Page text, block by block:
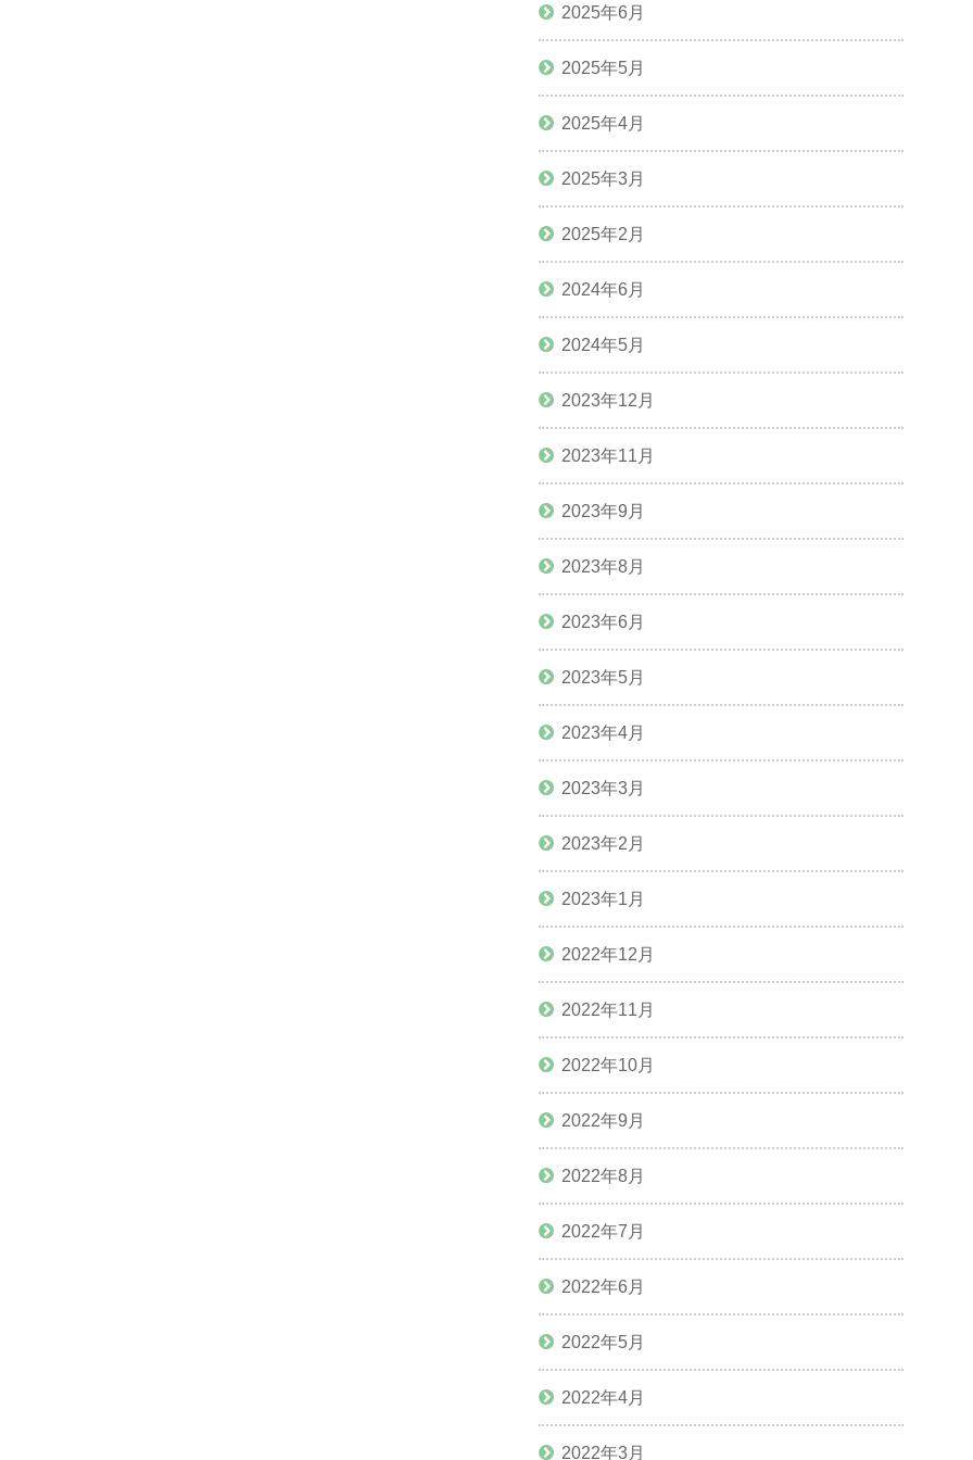
2025年6月
2025年5月
2025年4月
2025年3月
2025年2月
2024年6月
2024年5月
2023年12月
2023年11月
2023年9月
2023年8月
2023年6月
2023年5月
2023年4月
2023年3月
2023年2月
2023年1月
2022年12月
2022年11月
2022年10月
2022年9月
2022年8月
2022年7月
2022年6月
2022年5月
2022年4月
2022年3月